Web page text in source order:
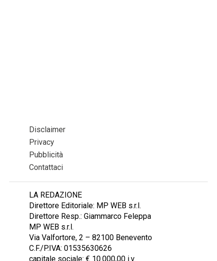
Disclaimer
Privacy
Pubblicità
Contattaci
LA REDAZIONE
Direttore Editoriale: MP WEB s.r.l.
Direttore Resp.: Giammarco Feleppa
MP WEB s.r.l.
Via Valfortore, 2 – 82100 Benevento
C.F./P.IVA: 01535630626
capitale sociale: € 10.000,00 i.v.